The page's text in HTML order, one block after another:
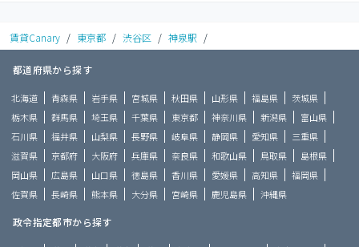
賃貸Canary / 東京都 / 渋谷区 / 神泉駅 /
都道府県から探す
北海道 青森県 岩手県 宮城県 秋田県 山形県 福島県
茨城県
栃木県
群馬県 埼玉県 千葉県 東京都 神奈川県 新潟県
富山県
石川県
福井県 山梨県 長野県 岐阜県 静岡県 愛知県
三重県
滋賀県
京都府 大阪府 兵庫県 奈良県 和歌山県 鳥取県
島根県
岡山県
広島県 山口県 徳島県 香川県 愛媛県 高知県
福岡県
佐賀県
長崎県 熊本県 大分県 宮崎県 鹿児島県 沖縄県
政令指定都市から探す